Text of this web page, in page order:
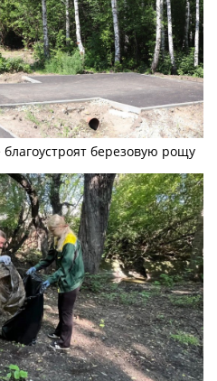
березовую рощу